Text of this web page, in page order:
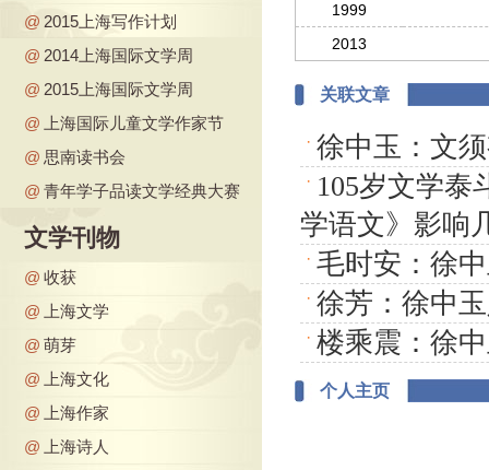
@ 2015上海写作计划
@ 2014上海国际文学周
@ 2015上海国际文学周
@
上海国际儿童文学作家节
@ 思南读书会
@ 青年学子品读文学经典大赛
文学刊物
@ 收获
@
上海文学
@ 萌芽
@
上海文化
@
上海作家
@
上海诗人
1999
2013
关联文章
· 徐中玉：文
· 105岁文学泰
学语文》影响
· 毛时安：徐
· 徐芳：徐中
· 楼乘震：徐
个人主页